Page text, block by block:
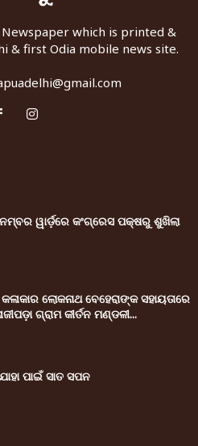
Newspaper which is printed &
& first Odia mobile news site.
ନମ୍ବର ୱାର୍ଡ଼ରେ କଂଗ୍ରେସ ପକ୍ଷରୁ ଶୁଖିଲା
ଲୋକନାଥ ବେହେରାଙ୍କ ସହାୟତାରେ
ଗ୍ରାମ କୀର୍ତନ ମଣ୍ଡଳୀ...
ପାଇଁ ସାତ ସପନ